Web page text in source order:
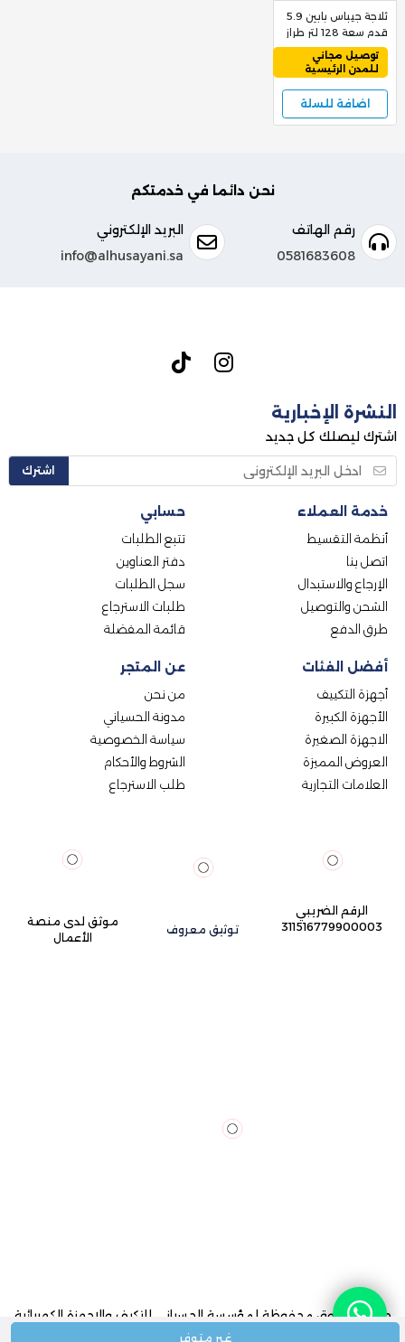
غير متوفر
ثلاجة جيباس بابين 5.9
قدم سعة 128 لتر طراز
GRF2202SXE, فضي
949
1,049
توصيل مجاني
للمدن الرئيسية
اضافة للسلة
نحن دائما في خدمتكم
رقم الهاتف
0581683608
البريد الإلكتروني
info@alhusayani.sa
النشرة الإخبارية
اشترك ليصلك كل جديد
اشترك
عن المتجر
من نحن
مدونة الحسياني
سياسة الخصوصية
الشروط والأحكام
طلب الاسترجاع
خدمة العملاء
أنظمة التقسيط
اتصل بنا
الإرجاع والاستبدال
الشحن والتوصيل
طرق الدفع
حسابي
تتبع الطلبات
دفتر العناوين
سجل الطلبات
طلبات الاسترجاع
قائمة المفضلة
أفضل الفئات
أجهزة التكييف
الأجهزة الكبيرة
الاجهزة الصغيرة
العروض المميزة
العلامات التجارية
الرقم الضريبي
311516779900003
توثيق معروف
موثق لدى منصة
الأعمال
جميع الحقوق محفوظة لمؤسسة الحسياني للتكيف والاجهزة الكهربائية
2024